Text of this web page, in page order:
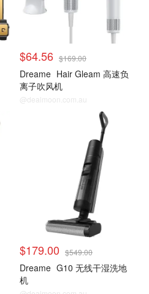
$64.56 $169.00
Dreame Hair Gleam 高速负
离子吹风机
@dealmoon.com.au
$179.00 $549.00
Dreame G10 无线干湿洗地
机